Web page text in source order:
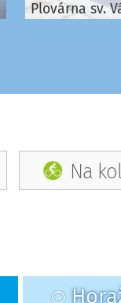
Plovárna sv.
Na